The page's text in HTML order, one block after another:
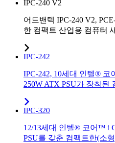
IPC-240 V2
어드밴텍 IPC-240 V2,
한 컴팩트 산업용 컴퓨터
IPC-242
IPC-242, 10세대 인텔® 코
250W ATX PSU가 장착된
IPC-320
12/13세대 인텔® 코어™ i
PSU를 갖춘 컴팩트한(소